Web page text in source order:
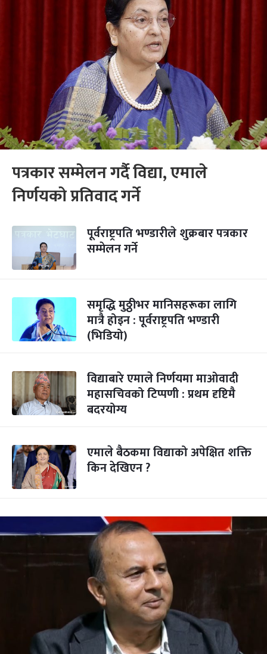
पत्रकार सम्मेलन गर्दै विद्या, एमाले
निर्णयको प्रतिवाद गर्ने
पूर्वराष्ट्रपति भण्डारीले शुक्रबार पत्रकार
सम्मेलन गर्ने
समृद्धि मुठ्ठीभर मानिसहरूका लागि
मात्रै होइन : पूर्वराष्ट्रपति भण्डारी
(भिडियो)
विद्याबारे एमाले निर्णयमा माओवादी
महासचिवको टिप्पणी : प्रथम दृष्टिमै
बदरयोग्य
एमाले बैठकमा विद्याको अपेक्षित शक्ति
किन देखिएन ?